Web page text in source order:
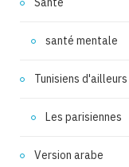
santé mentale
Tunisiens d'ailleurs
Les parisiennes
Version arabe